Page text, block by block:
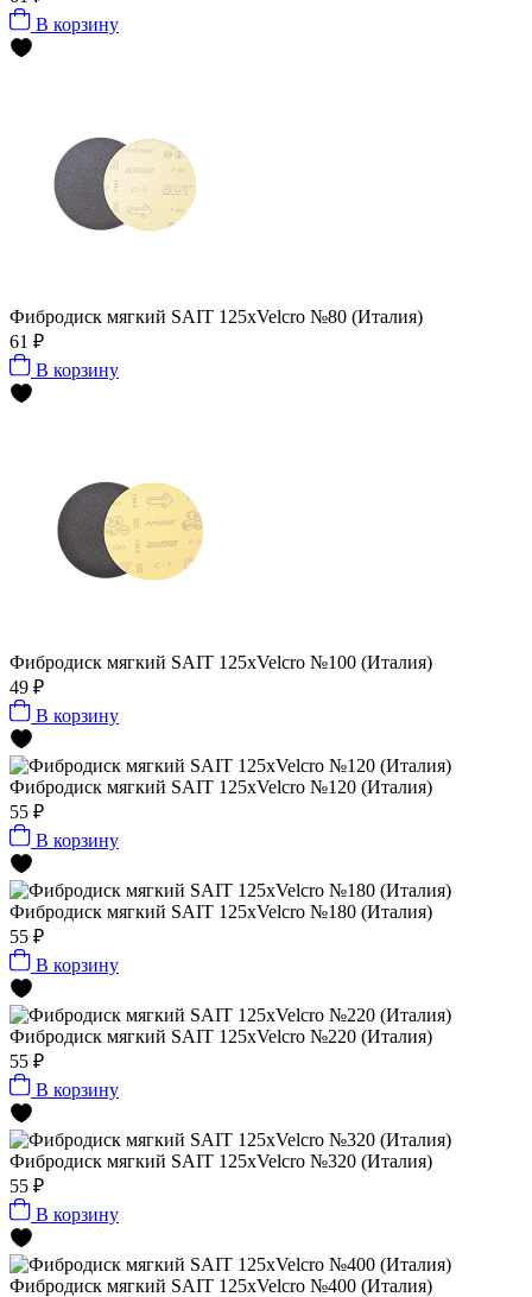
В корзину
Фибродиск мягкий SAIT 125хVelcro №80 (Италия)
61 ₽
В корзину
Фибродиск мягкий SAIT 125хVelcro №100 (Италия)
49 ₽
В корзину
Фибродиск мягкий SAIT 125хVelcro №120 (Италия)
55 ₽
В корзину
Фибродиск мягкий SAIT 125хVelcro №180 (Италия)
55 ₽
В корзину
Фибродиск мягкий SAIT 125хVelcro №220 (Италия)
55 ₽
В корзину
Фибродиск мягкий SAIT 125хVelcro №320 (Италия)
55 ₽
В корзину
Фибродиск мягкий SAIT 125хVelcro №400 (Италия)